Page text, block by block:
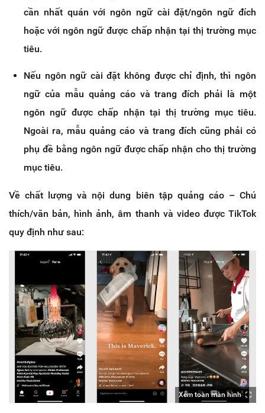
cần nhất quán với ngôn ngữ cài đặt/ngôn ngữ đích
hoặc với ngôn ngữ được chấp nhận tại thị trường mục
tiêu.
Nếu ngôn ngữ cài đặt không được chỉ định, thì ngôn
ngữ của mẫu quảng cáo và trang đích phải là một
ngôn ngữ được chấp nhận tại thị trường mục tiêu.
Ngoài ra, mẫu quảng cáo và trang đích cũng phải có
phụ đề bằng ngôn ngữ được chấp nhận cho thị trường
mục tiêu.
Về chất lượng và nội dung biên tập quảng cáo – Chú
thích/văn bản, hình ảnh, âm thanh và video được TikTok
quy định như sau:
Xem toàn màn hình